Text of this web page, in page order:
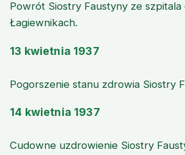
Powrót Siostry Faustyny ze
Łagiewnikach.
13 kwietnia 1937
Pogorszenie stanu zdrowia Siostry
14 kwietnia 1937
Cudowne uzdrowienie Siostry